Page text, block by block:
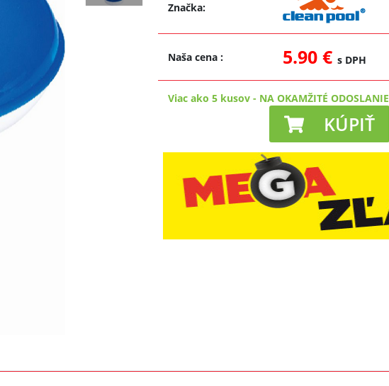
Značka:
Naša cena: 5.90 €s DPH
Viac ako 5 kusov - NA OKAMŽITÉ ODOSLANIE
KÚPIŤ